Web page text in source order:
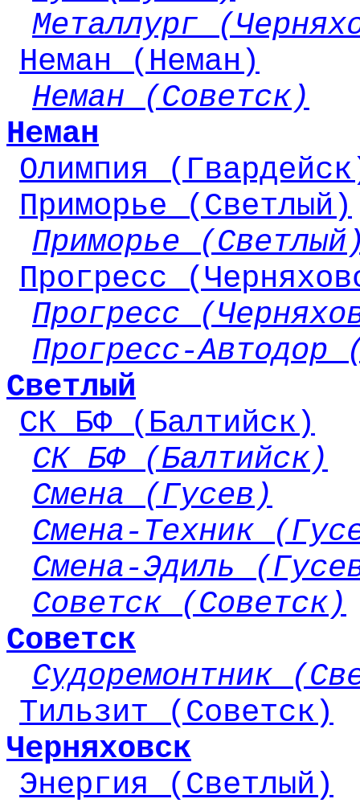
Металлург
Неман (Неман)
Неман (Советск)
Неман
Олимпия
Приморье (Светлый)
Приморье
Прогресс
Прогресс
Прогресс-Автодор
Светлый
СК БФ (Балтийск)
СК БФ (Балтийск)
Смена (Гусев)
Смена-Техник
Смена-Эдиль
Советск (Советск)
Советск
Судоремонтник
Тильзит (Советск)
Черняховск
Энергия (Светлый)